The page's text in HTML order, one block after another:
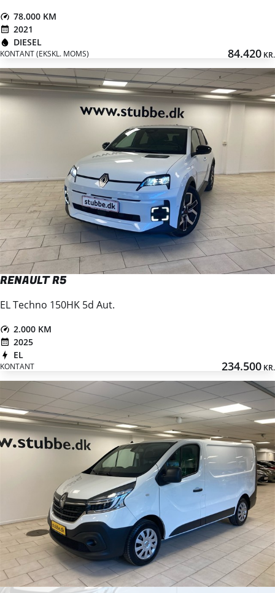
78.000 KM
2021
DIESEL
KONTANT (EKSKL. MOMS) 84.420 KR.
RENAULT R5
EL Techno 150HK 5d Aut.
2.000 KM
2025
EL
KONTANT 234.500 KR.